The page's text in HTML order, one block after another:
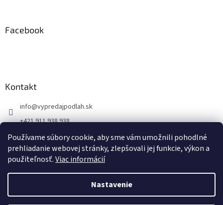
Používame súbory cookie, aby sme vám umožnili pohodlné
prehliadanie webovej stránky, zlepšovali jej funkcie, výkon a
použiteľnosť.Viac informácií
Nastavenie
Facebook
Kontakt
info@vypredajpodlah.sk
+421 911 938 938
@vypredajpodlah
vypredajpodlah
Vytvoril Shoptet